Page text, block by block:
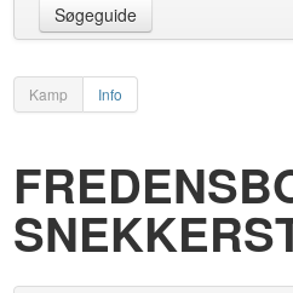
Søgeguide
Kamp Info